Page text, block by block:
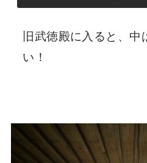
旧武徳殿に入ると、
い！